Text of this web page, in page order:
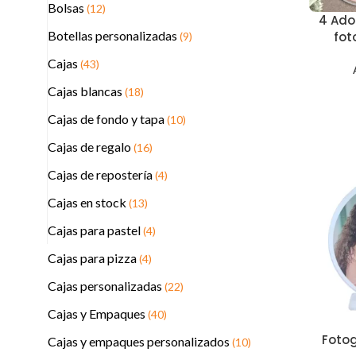
Bolsas (12)
Botellas personalizadas (9)
Cajas (43)
Cajas blancas (18)
Cajas de fondo y tapa(10)
Cajas de regalo(16)
Cajas de repostería(4)
Cajas en stock (13)
Cajas para pastel(4)
Cajas para pizza(4)
Cajas personalizadas (22)
Cajas y Empaques (40)
Cajas y empaques personalizados (10)
4